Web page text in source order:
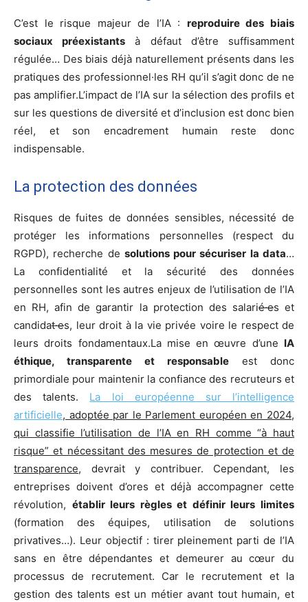
C’est le risque majeur de l’IA : reproduire des biais
sociaux préexistants à défaut d’être suffisamment
régulée… Des biais déjà naturellement présents dans les
pratiques des professionnel·les RH qu’il s’agit donc de ne
pas amplifier.L’impact de l’IA sur la sélection des profils et
sur les questions de diversité et d’inclusion est donc bien
réel, et son encadrement humain reste donc
indispensable.
La protection des données
Risques de fuites de données sensibles, nécessité de
protéger les informations personnelles (respect du
RGPD), recherche de solutions pour sécuriser la data…
La confidentialité et la sécurité des données
personnelles sont les autres enjeux de l’utilisation de l’IA
en RH, afin de garantir la protection des salarié·es et
candidat·es, leur droit à la vie privée voire le respect de
leurs droits fondamentaux.La mise en œuvre d’une IA
éthique, transparente et responsable est donc
primordiale pour maintenir la confiance des recruteurs et
des talents. La loi européenne sur l’intelligence
artificielle, adoptée par le Parlement européen en 2024,
qui classifie l’utilisation de l’IA en RH comme “à haut
risque” et nécessitant des mesures de protection et de
transparence, devrait y contribuer. Cependant, les
entreprises doivent d’ores et déjà accompagner cette
révolution, établir leurs règles et définir leurs limites
(formation des équipes, utilisation de solutions
privatives…). Leur objectif : tirer pleinement parti de l’IA
sans en être dépendantes et demeurer au cœur du
processus de recrutement. Car le recrutement et la
gestion des talents est un métier avant tout humain, et